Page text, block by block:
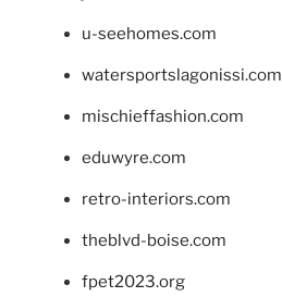
u-seehomes.com
watersportslagonissi.com
mischieffashion.com
eduwyre.com
retro-interiors.com
theblvd-boise.com
fpet2023.org